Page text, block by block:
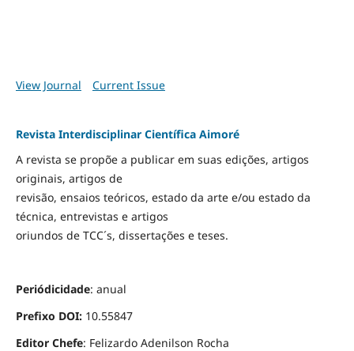
View Journal Current Issue
Revista Interdisciplinar Científica Aimoré
A revista se propõe a publicar em suas edições, artigos
originais, artigos de
revisão, ensaios teóricos, estado da arte e/ou estado da
técnica, entrevistas e artigos
oriundos de TCC´s, dissertações e teses.
Periódicidade: anual
Prefixo DOI:10.55847
Editor Chefe: Felizardo Adenilson Rocha